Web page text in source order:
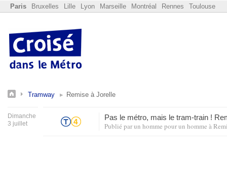
Paris Bruxelles Lille Lyon Marseille Montréal Rennes Toulouse
Tramway Remise à Jorelle
Dimanche
3 juillet
Pas le métro, mais le tram-train !
Publié parun homme pour un homme à